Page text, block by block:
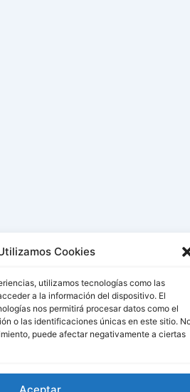
Cookies
utilizamos tecnologías como las
a la información del dispositivo. El
nos permitirá procesar datos como el
o las identificaciones únicas en este sitio.
puede afectar negativamente a ciertas
Aceptar